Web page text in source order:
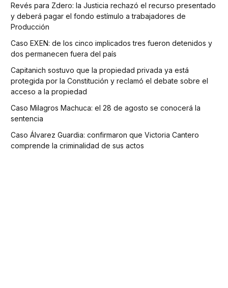
Revés para Zdero: la Justicia rechazó el recurso presentado
y deberá pagar el fondo estímulo a trabajadores de
Producción
Caso EXEN: de los cinco implicados tres fueron detenidos y
dos permanecen fuera del país
Capitanich sostuvo que la propiedad privada ya está
protegida por la Constitución y reclamó el debate sobre el
acceso a la propiedad
Caso Milagros Machuca: el 28 de agosto se conocerá la
sentencia
Caso Álvarez Guardia: confirmaron que Victoria Cantero
comprende la criminalidad de sus actos